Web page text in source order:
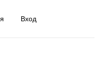
Вход